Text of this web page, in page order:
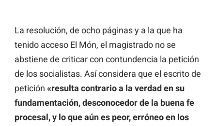
La resolución, de ocho páginas y a la que ha
tenido acceso El Món, el magistrado no se
abstiene de criticar con contundencia la petición
de los socialistas. Así considera que el escrito de
petición «resulta contrario a la verdad en su
fundamentación, desconocedor de la buena fe
procesal, y lo que aún es peor, erróneo en los